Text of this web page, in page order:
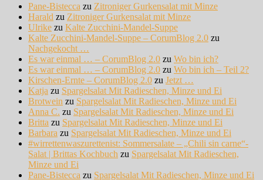
Pane-Bistecca zu Zitroniger Gurkensalat mit Minze
Harald zu Zitroniger Gurkensalat mit Minze
Ulrike zu Kalte Zucchini-Mandel-Suppe
Kalte Zucchini-Mandel-Suppe – CorumBlog 2.0 zu
Nachgekocht …
Es war einmal … – CorumBlog 2.0 zu Wo bin ich?
Es war einmal … – CorumBlog 2.0 zu Wo bin ich – Teil 2?
Kirschen-Ernte – CorumBlog 2.0 zu Jetzt …
Katja zu Spargelsalat Mit Radieschen, Minze und Ei
Brotwein zu Spargelsalat Mit Radieschen, Minze und Ei
Anna C. zu Spargelsalat Mit Radieschen, Minze und Ei
Britta zu Spargelsalat Mit Radieschen, Minze und Ei
Barbara zu Spargelsalat Mit Radieschen, Minze und Ei
#wirrettenwaszurettenist: Sommersalate – „Chili sin carne“-
Salat | Brittas Kochbuch zu Spargelsalat Mit Radieschen,
Minze und Ei
Pane-Bistecca zu Spargelsalat Mit Radieschen, Minze und Ei